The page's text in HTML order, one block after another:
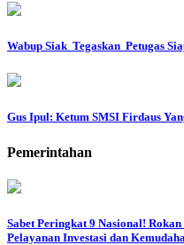
Wabup Siak Tegaskan Petugas
Gus Ipul: Ketum SMSI Firdaus
Pemerintahan
Sabet Peringkat 9 Nasional!
Pelayanan Investasi dan